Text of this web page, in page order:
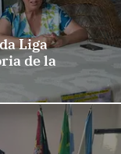
Liga
de la